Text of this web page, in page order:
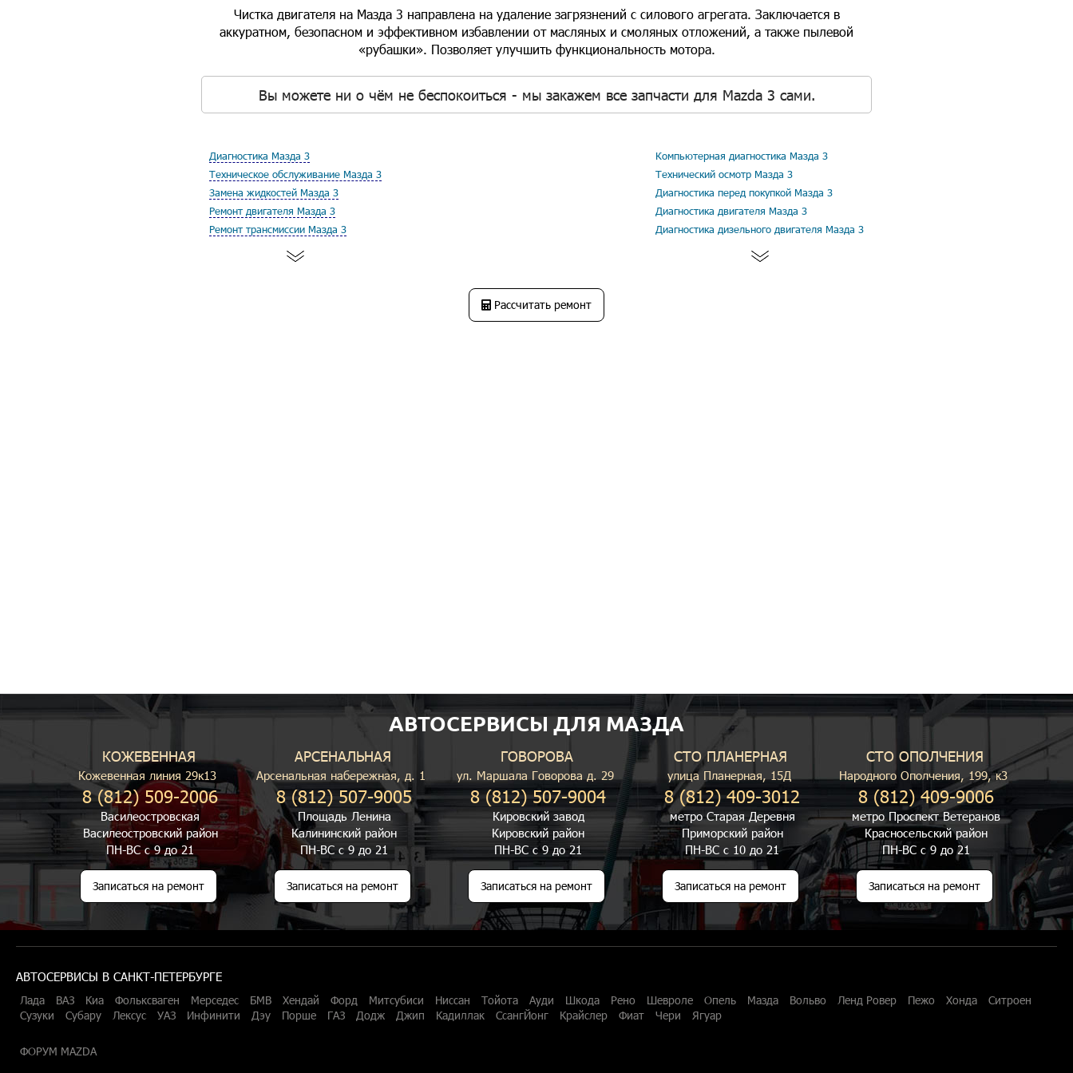
Чистка двигателя на Мазда 3 направлена на удаление загрязнений с силового агрегата. Заключается в
аккуратном, безопасном и эффективном избавлении от масляных и смоляных отложений, а также пылевой
«рубашки». Позволяет улучшить функциональность мотора.
Вы можете ни о чём не беспокоиться - мы закажем все запчасти для Mazda 3 сами.
Диагностика Мазда 3
Техническое обслуживание Мазда 3
Замена жидкостей Мазда 3
Ремонт двигателя Мазда 3
Ремонт трансмиссии Мазда 3
Компьютерная диагностика Мазда 3
Технический осмотр Мазда 3
Диагностика перед покупкой Мазда 3
Диагностика двигателя Мазда 3
Диагностика дизельного двигателя Мазда 3
Рассчитать ремонт
АВТОСЕРВИСЫ ДЛЯ МАЗДА
КОЖЕВЕННАЯ
Кожевенная линия 29к13
8 (812) 509-2006
Василеостровская
Василеостровский район
ПН-ВС с 9 до 21
Записаться на ремонт
АРСЕНАЛЬНАЯ
Арсенальная набережная, д. 1
8 (812) 507-9005
Площадь Ленина
Калининский район
ПН-ВС с 9 до 21
Записаться на ремонт
ГОВОРОВА
ул. Маршала Говорова д. 29
8 (812) 507-9004
Кировский завод
Кировский район
ПН-ВС с 9 до 21
Записаться на ремонт
СТО ПЛАНЕРНАЯ
улица Планерная, 15Д
8 (812) 409-3012
метро Старая Деревня
Приморский район
ПН-ВС с 10 до 21
Записаться на ремонт
СТО ОПОЛЧЕНИЯ
Народного Ополчения, 199, к3
8 (812) 409-9006
метро Проспект Ветеранов
Красносельский район
ПН-ВС с 9 до 21
Записаться на ремонт
АВТОСЕРВИСЫ В САНКТ-ПЕТЕРБУРГЕ
Лада ВАЗ Киа Фольксваген Мерседес БМВ Хендай Форд Митсубиси Ниссан Тойота Ауди Шкода Рено Шевроле Опель Мазда Вольво Ленд Ровер Пежо Хонда
Ситроен
Сузуки
Субару Лексус УАЗ Инфинити Дэу Порше ГАЗ Додж Джип Кадиллак СсангЙонг Крайслер Фиат Чери Ягуар
ФОРУМ MAZDA